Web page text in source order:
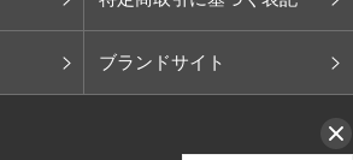
ブランドサイト